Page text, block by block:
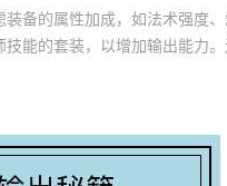
备的属性加成，如法术强度
能的套装，以增加输出能力